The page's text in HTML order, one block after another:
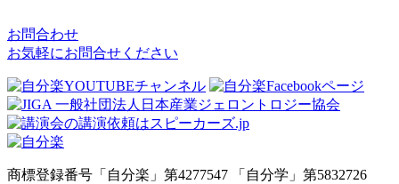
お問合わせ
お気軽にお問合せください
商標登録番号「自分楽」第4277547 「自分学」第5832726